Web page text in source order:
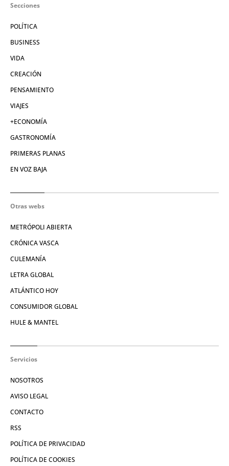
Secciones
POLÍTICA
BUSINESS
VIDA
CREACIÓN
PENSAMIENTO
VIAJES
+ECONOMÍA
GASTRONOMÍA
PRIMERAS PLANAS
EN VOZ BAJA
Otras webs
METRÓPOLI ABIERTA
CRÓNICA VASCA
CULEMANÍA
LETRA GLOBAL
ATLÁNTICO HOY
CONSUMIDOR GLOBAL
HULE & MANTEL
Servicios
NOSOTROS
AVISO LEGAL
CONTACTO
RSS
POLÍTICA DE PRIVACIDAD
POLÍTICA DE COOKIES